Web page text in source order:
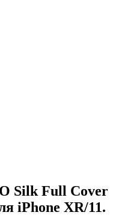
Silk Full Cover
iPhone XR/11.